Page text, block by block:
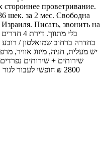
стороннее проветривание.
шек. за 2 мес. Свободна
Писать, звонить на
בחדרה ברחוב שמואלסון /
יש מעלית, חניה, מיזוג אוויר,
שירותים + שירותים
2800 ₪ חופשי לעבור